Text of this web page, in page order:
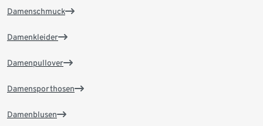
Damenschmuck
Damenkleider
Damenpullover
Damensporthosen
Damenblusen